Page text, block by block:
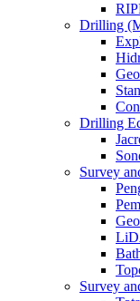
Drilling
Drilling
Survey
Survey